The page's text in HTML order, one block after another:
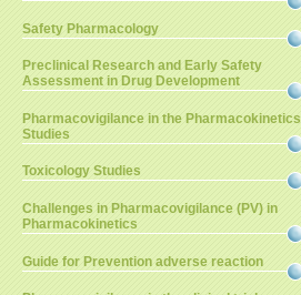
Safety Pharmacology
Preclinical Research and Early Safety
Assessment in Drug Development
Pharmacovigilance in the Pharmacokinetics
Studies
Toxicology Studies
Challenges in Pharmacovigilance (PV) in
Pharmacokinetics
Guide for Prevention adverse reaction